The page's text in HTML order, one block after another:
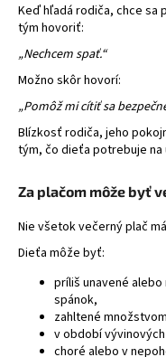
Keď hľadá rodiča, chce sa
tým hovoriť:
„Nechcem spať.“
Možno skôr hovorí:
„Pomôž mi cítiť sa
Blízkosť rodiča, jeho
tým, čo dieťa potrebuje na
Za plačom môže byť
Nie všetok večerný plač
Dieťa môže byť:
príliš unavené
spánok,
zahltené
v období
choré alebo v